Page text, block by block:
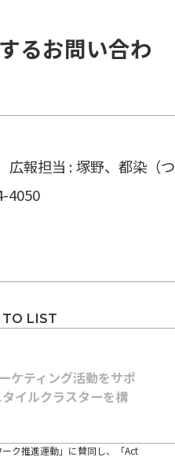
るお問い合わ
報担当 : 塚野、都染（つ
4050
LIST
ケティング活動をサポ
イルクラスターを構
ク推進運動」に賛同し、「Act